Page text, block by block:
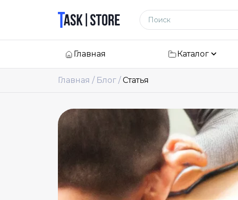
Логотип
Поиск по сайту
Главная Каталог
Главная Блог Статья